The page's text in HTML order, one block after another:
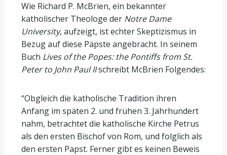
Wie Richard P. McBrien, ein bekannter
katholischer Theologe der Notre Dame
University, aufzeigt, ist echter Skeptizismus in
Bezug auf diese Päpste angebracht. In seinem
Buch Lives of the Popes: the Pontiffs from St.
Peter to John Paul IIschreibt McBrien Folgendes:
“Obgleich die katholische Tradition ihren
Anfang im späten 2. und frühen 3. Jahrhundert
nahm, betrachtet die katholische Kirche Petrus
als den ersten Bischof von Rom, und folglich als
den ersten Papst. Ferner gibt es keinen Beweis